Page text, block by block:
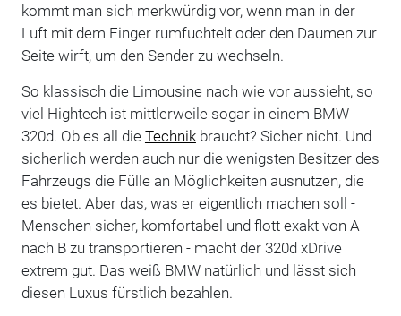
kommt man sich merkwürdig vor, wenn man in der
Luft mit dem Finger rumfuchtelt oder den Daumen zur
Seite wirft, um den Sender zu wechseln.
So klassisch die Limousine nach wie vor aussieht, so
viel Hightech ist mittlerweile sogar in einem BMW
320d. Ob es all die Technikbraucht? Sicher nicht. Und
sicherlich werden auch nur die wenigsten Besitzer des
Fahrzeugs die Fülle an Möglichkeiten ausnutzen, die
es bietet. Aber das, was er eigentlich machen soll -
Menschen sicher, komfortabel und flott exakt von A
nach B zu transportieren - macht der 320d xDrive
extrem gut. Das weiß BMW natürlich und lässt sich
diesen Luxus fürstlich bezahlen.